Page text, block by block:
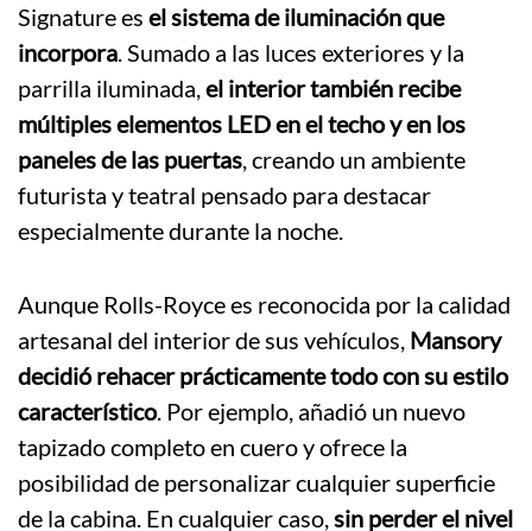
Signature es el sistema de iluminación que
incorpora. Sumado a las luces exteriores y la
parrilla iluminada,el interior también recibe
múltiples elementos LED en el techo y en los
paneles de las puertas, creando un ambiente
futurista y teatral pensado para destacar
especialmente durante la noche.
Aunque Rolls-Royce es reconocida por la calidad
artesanal del interior de sus vehículos, Mansory
decidió rehacer prácticamente todo con su estilo
característico. Por ejemplo, añadió un nuevo
tapizado completo en cuero y ofrece la
posibilidad de personalizar cualquier superficie
de la cabina. En cualquier caso,sin perder el nivel